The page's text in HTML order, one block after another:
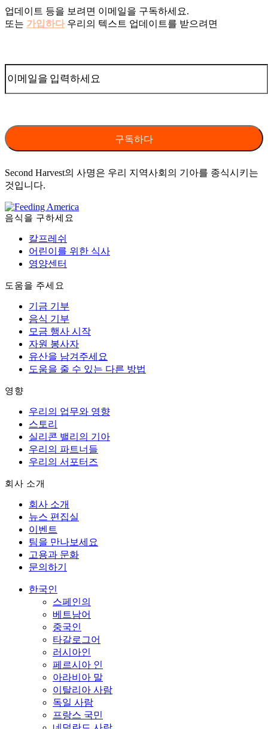
업데이트 등을 보려면 이메일을 구독하세요.
또는 가입하다우리의 텍스트 업데이트를 받으려면
Second Harvest의 사명은 우리 지역사회의 기아를 종식시키는
것입니다.
음식을 구하세요
칼프레쉬
어린이를 위한 식사
영양센터
도움을 주세요
기금 기부
음식 기부
모금 행사 시작
자원 봉사자
유산을 남겨주세요
도움을 줄 수 있는 다른 방법
영향
우리의 업무와 영향
스토리
실리콘 밸리의 기아
우리의 파트너들
우리의 서포터즈
회사 소개
회사 소개
뉴스 편집실
이벤트
팀을 만나보세요
고용과 문화
문의하기
한국인
스페인의
베트남어
중국인
타갈로그어
러시아인
페르시아 인
아라비아 말
이탈리아 사람
독일 사람
프랑스 국민